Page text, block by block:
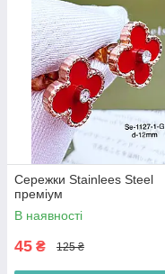
Сережки Stainlees Steel
преміум
В наявності
45 ₴ 125 ₴